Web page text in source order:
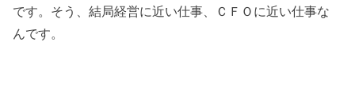
です。そう、結局経営に近い仕事、ＣＦＯに近い仕事な
んです。